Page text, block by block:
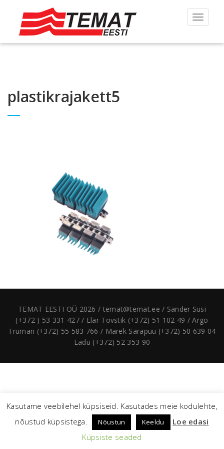
Toggle
plastikrajakett5
TEMAT EESTI OÜ 2026 / temat@temat.ee / Sander Susi
(+372 ) 53 331 427 / Elar Tovstik (+372) 51 102 49 / Argo
Truman (+372) 55 583 766 / Marek Sarapuu (+372) 50 639 04
Ladu (+372) 52 353 90
Kasutame veebilehel küpsiseid. Kasutades meie kodulehte,
nõustud küpsistega.
Nõustun Keeldu
Loe edasi
Küpsiste seaded